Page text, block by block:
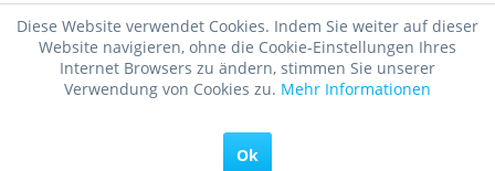
Diese Website verwendet Cookies. Indem Sie weiter auf dieser
Website navigieren, ohne die Cookie-Einstellungen Ihres
Internet Browsers zu ändern, stimmen Sie unserer
Verwendung von Cookies zu. Mehr Informationen
Ok